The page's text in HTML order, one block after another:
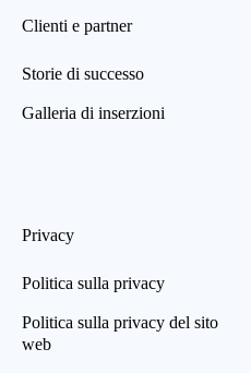
Clienti e partner
Storie di successo
Galleria di inserzioni
Privacy
Politica sulla privacy
Politica sulla privacy del sito
web